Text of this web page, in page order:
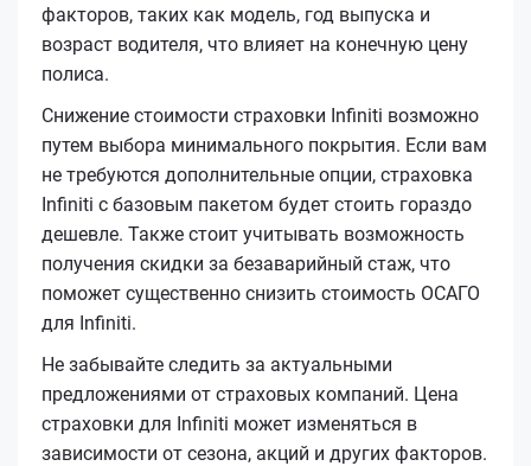
факторов, таких как модель, год выпуска и
возраст водителя, что влияет на конечную цену
полиса.
Снижение стоимости страховки Infiniti возможно
путем выбора минимального покрытия. Если вам
не требуются дополнительные опции, страховка
Infiniti с базовым пакетом будет стоить гораздо
дешевле. Также стоит учитывать возможность
получения скидки за безаварийный стаж, что
поможет существенно снизить стоимость ОСАГО
для Infiniti.
Не забывайте следить за актуальными
предложениями от страховых компаний. Цена
страховки для Infiniti может изменяться в
зависимости от сезона, акций и других факторов.